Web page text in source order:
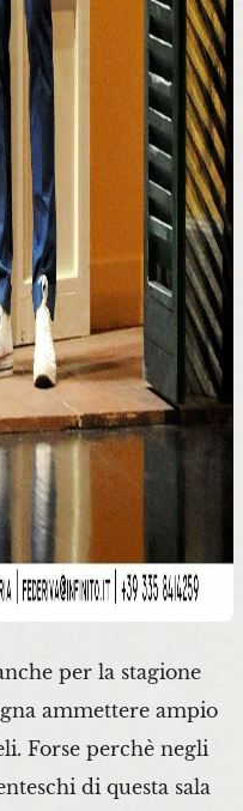
per la stagione
ammettere ampio
Forse perchè negli
di questa sala